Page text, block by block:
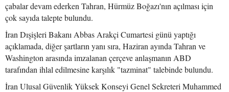
çabalar devam ederken Tahran, Hürmüz Boğazı'nın açılması için
çok sayıda talepte bulundu.
İran Dışişleri Bakanı Abbas Arakçi Cumartesi günü yaptığı
açıklamada, diğer şartların yanı sıra, Haziran ayında Tahran ve
Washington arasında imzalanan çerçeve anlaşmanın ABD
tarafından ihlal edilmesine karşılık "tazminat" talebinde bulundu.
İran Ulusal Güvenlik Yüksek Konseyi Genel Sekreteri Muhammed